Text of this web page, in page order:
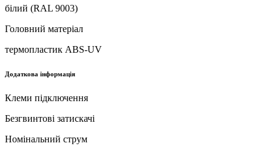
білий (RAL 9003)
Головний матеріал
термопластик ABS-UV
Додаткова інформація
Клеми підключення
Безгвинтові затискачі
Номінальний струм